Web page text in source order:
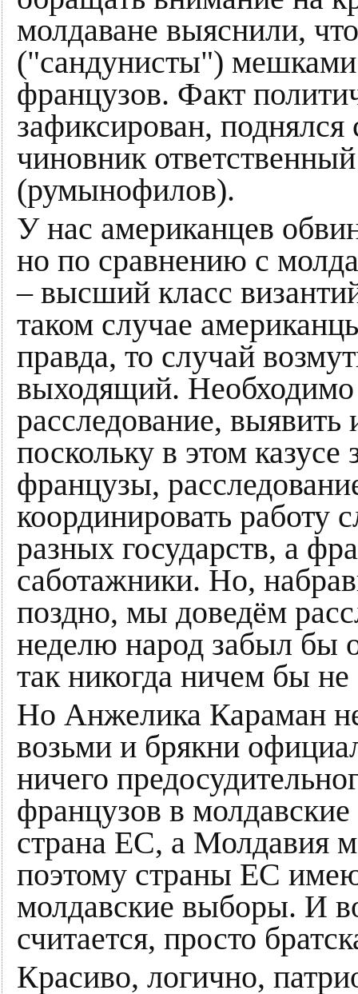
молдаване выяснили,
("сандунисты")
французов. Факт
зафиксирован,
чиновник
(румынофилов).
У нас американцев
но по сравнению с
– высший класс
таком случае
правда, то случай
выходящий. Необходимо
расследование,
поскольку в этом
французы,
координировать работу
разных государств, а
саботажники. Но,
поздно, мы доведём
неделю народ забыл бы
так никогда ничем бы не
Но Анжелика Караман
возьми и брякни
ничего
французов в
страна ЕС, а Молдавия
поэтому страны ЕС
молдавские выборы. И
считается, просто
Красиво, логично,